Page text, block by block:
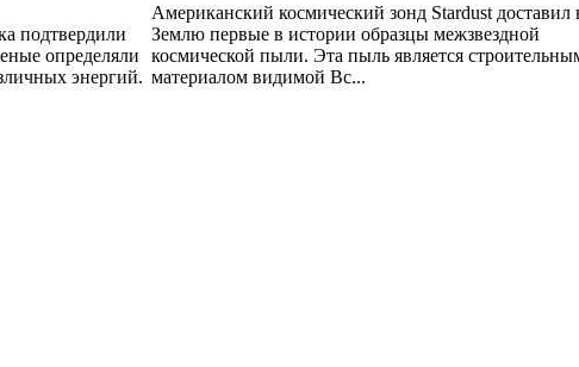
подтвердили
определяли
энергий.
Американский космический зонд Stardust доставил
Землю первые в истории образцы межзвездной
космической пыли. Эта пыль является
материалом видимой Вс...